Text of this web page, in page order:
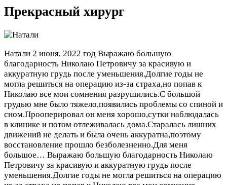
Прекрасный хирург
Натали 2 июня, 2022 год Выражаю большую
благодарность Николаю Петровичу за красивую и
аккуратную грудь после уменьшения.Долгие годы не
могла решиться на операцию из-за страха,но попав к
Николаю все мои сомнения разрушились.С большой
грудью мне было тяжело,появились проблемы со спиной и
сном.Прооперировал он меня хорошо,сутки наблюдалась
в клинике и потом отлеживалась дома.Старалась лишних
движений не делать и была очень аккуратна,поэтому
восстановление прошло безболезненно.Для меня
большое… Выражаю большую благодарность Николаю
Петровичу за красивую и аккуратную грудь после
уменьшения.Долгие годы не могла решиться на операцию